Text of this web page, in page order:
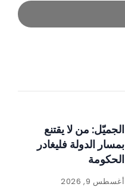
الجميّل: من لا يقتنع
بمسار الدولة فليغادر
الحكومة
أغسطس 9, 2026